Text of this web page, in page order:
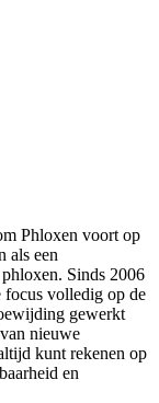
Phloxen voort op
als een
Sinds 2006
focus volledig op de
gewerkt
nieuwe
kunt rekenen op
en